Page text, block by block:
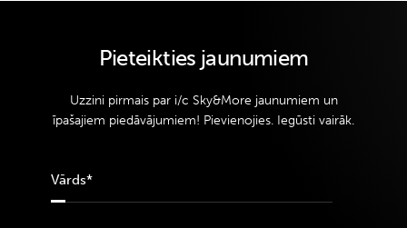
Pieteikties jaunumiem
Uzzini pirmais par i/c Sky&More jaunumiem un
īpašajiem piedāvājumiem! Pievienojies. Iegūsti vairāk.